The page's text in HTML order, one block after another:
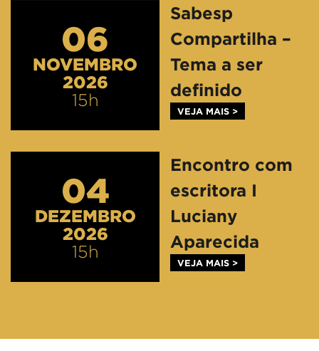
06
NOVEMBRO
2026
15h
Sabesp
Compartilha –
Tema a ser
definido
VEJA MAIS >
04
DEZEMBRO
2026
15h
Encontro com
escritora I
Luciany
Aparecida
VEJA MAIS >